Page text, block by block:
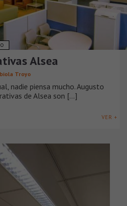
Alsea
Troyo
nadie piensa mucho. Augusto
de Alsea son [...]
VER +